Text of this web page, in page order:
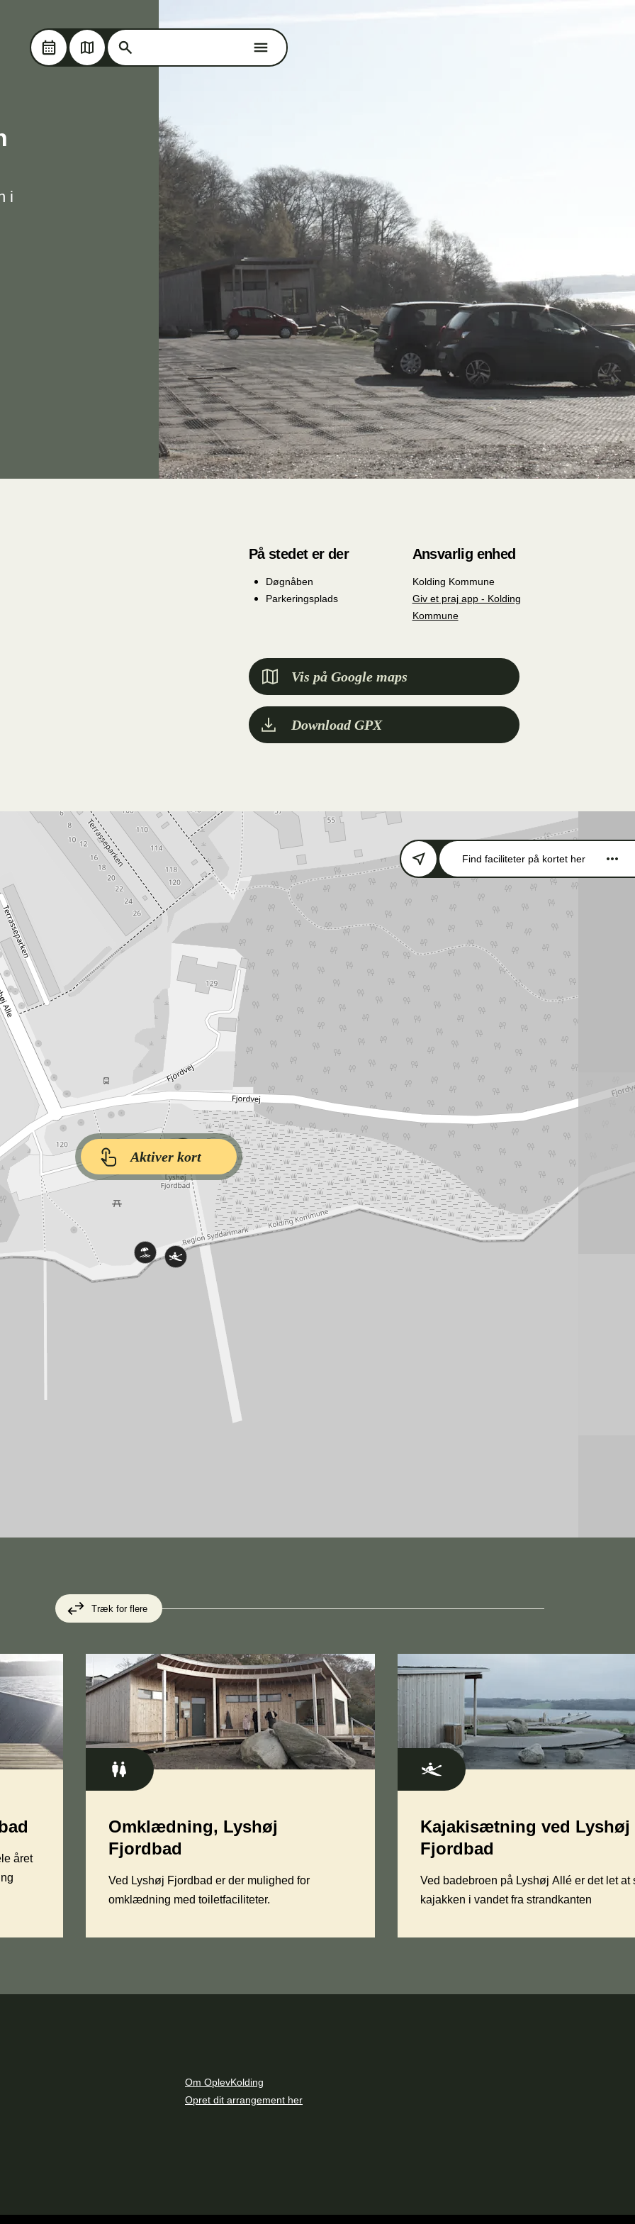
Skip til hovedindholdet
Søg på Oplev Kolding
Søg på Oplev Kolding
i
På stedet er der
Døgnåben
Parkeringsplads
Ansvarlig enhed
Kolding Kommune
Giv et praj app - Kolding
Kommune
Vis på Google maps
Download GPX
Find faciliteter på kortet her
Aktiver kort
Træk for flere
året
Omklædning, Lyshøj
Fjordbad
Ved Lyshøj Fjordbad er der mulighed for
omklædning med toiletfaciliteter.
Kajakisætning ved Lyshøj
Fjordbad
Ved badebroen på Lyshøj Allé er det let
kajakken i vandet fra strandkanten
Om OplevKolding
Opret dit arrangement her